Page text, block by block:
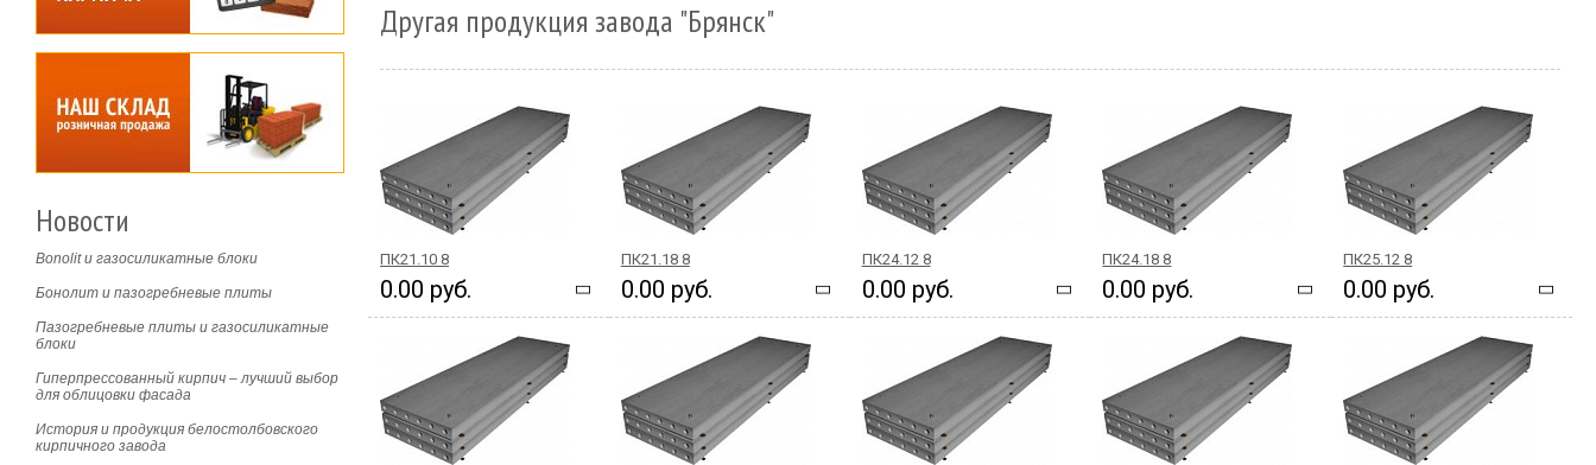
Другая продукция завода "Брянск"
ПК21.10 8
0.00 руб.
ПК21.18 8
0.00 руб.
ПК24.12 8
0.00 руб.
ПК24.18 8
0.00 руб.
ПК25.12 8
0.00 руб.
Новости
Bonolit и газосиликатные блоки
Бонолит и пазогребневые плиты
Пазогребневые плиты и газосиликатные
блоки
Гиперпрессованный кирпич – лучший выбор
для облицовки фасада
История и продукция белостолбовского
кирпичного завода